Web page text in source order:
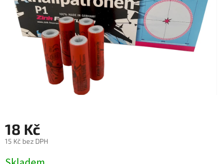
18 Kč
15 Kč bez DPH